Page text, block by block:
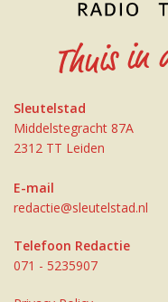
Sleutelstad
Middelstegracht 87A
2312 TT Leiden
E-mail
redactie@sleutelstad.nl
Telefoon Redactie
071 - 5235907